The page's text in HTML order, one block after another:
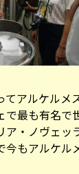
てアルケルメ
で最も有名で
・ノヴェッ
今もアルケル